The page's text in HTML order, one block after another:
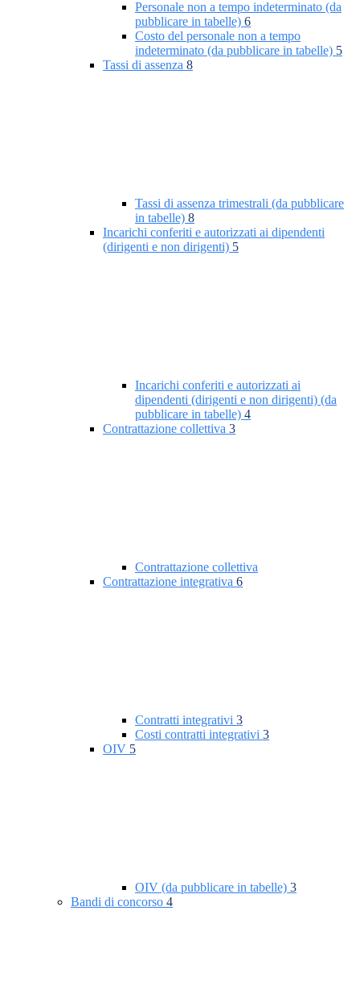
Personale non a tempo indeterminato (da
pubblicare in tabelle) 6
Costo del personale non a tempo
indeterminato (da pubblicare in tabelle) 5
Tassi di assenza 8
Tassi di assenza trimestrali (da pubblicare
in tabelle) 8
Incarichi conferiti e autorizzati ai dipendenti
(dirigenti e non dirigenti) 5
Incarichi conferiti e autorizzati ai
dipendenti (dirigenti e non dirigenti) (da
pubblicare in tabelle) 4
Contrattazione collettiva 3
Contrattazione collettiva
Contrattazione integrativa 6
Contratti integrativi 3
Costi contratti integrativi 3
OIV 5
OIV (da pubblicare in tabelle) 3
Bandi di concorso 4